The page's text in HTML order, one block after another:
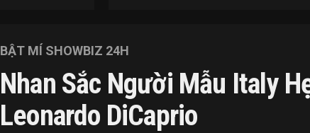
BẬT MÍ SHOWBIZ 24H
Nhan Sắc Người Mẫu Italy
Leonardo DiCaprio